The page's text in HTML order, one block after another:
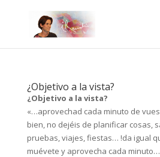
¿Objetivo a la vista?
¿Objetivo a la vista?
«…aprovechad cada minuto de
bien, no dejéis de planificar cosas,
pruebas, viajes, fiestas… !da igual
muévete y aprovecha cada